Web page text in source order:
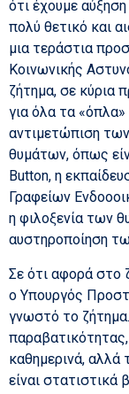
ότι έχουμε
πολύ θετικό και
μια τεράστια
Κοινωνικής
ζήτημα, σε κύρια
για όλα τα
αντιμετώπιση
θυμάτων, όπως
Button, η
Γραφείων
η φιλοξενία των
αυστηροποίηση
Σε ότι αφορά στο
ο Υπουργός
γνωστό το
καθημερινά, αλλά
είναι στατιστικά